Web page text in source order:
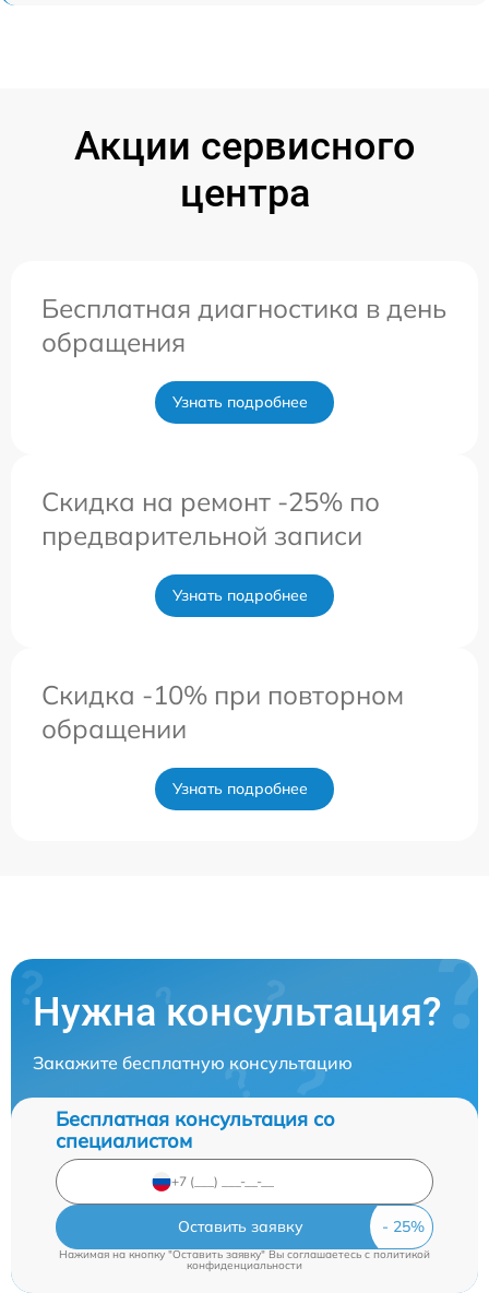
Акции сервисного
центра
Бесплатная диагностика в день
обращения
Узнать подробнее
Скидка на ремонт -25% по
предварительной записи
Узнать подробнее
Скидка -10% при повторном
обращении
Узнать подробнее
Нужна консультация?
Закажите бесплатную консультацию
Бесплатная консультация со
специалистом
Оставить заявку
Нажимая на кнопку "Оставить заявку" Вы соглашаетесь cполитикой
конфиденциальности